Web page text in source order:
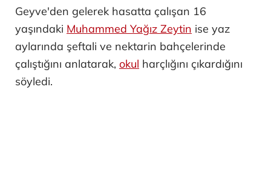
Geyve'den gelerek hasatta çalışan 16
yaşındaki Muhammed Yağız Zeytin ise yaz
aylarında şeftali ve nektarin bahçelerinde
çalıştığını anlatarak, okul harçlığını çıkardığını
söyledi.